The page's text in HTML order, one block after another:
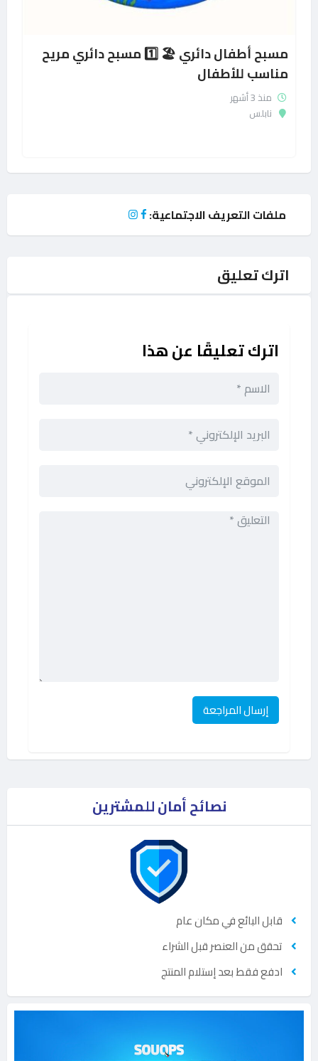
مسبح أطفال دائري 🏖️ 1️⃣ مسبح دائري مريح
مناسب للأطفال
منذ 3 أشهر
نابلس
ملفات التعريف الاجتماعية:
اترك تعليق
اترك تعليقًا عن هذا
نصائح أمان للمشترين
قابل البائع في مكان عام
تحقق من العنصر قبل الشراء
ادفع فقط بعد إستلام المنتج